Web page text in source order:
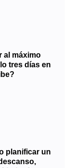
al máximo
tres días en
planificar un